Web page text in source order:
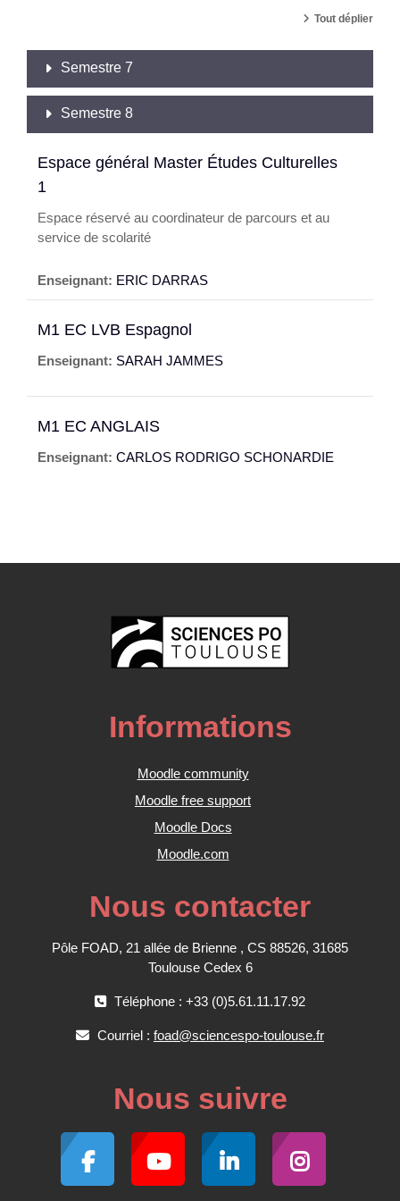
Tout déplier
Semestre 7
Semestre 8
Espace général Master Études Culturelles
1
Espace réservé au coordinateur de parcours et au
service de scolarité
Enseignant: ERIC DARRAS
M1 EC LVB Espagnol
Enseignant: SARAH JAMMES
M1 EC ANGLAIS
Enseignant: CARLOS RODRIGO SCHONARDIE
Informations
Moodle community
Moodle free support
Moodle Docs
Moodle.com
Nous contacter
Pôle FOAD, 21 allée de Brienne , CS 88526, 31685
Toulouse Cedex 6
Téléphone : +33 (0)5.61.11.17.92
Courriel : foad@sciencespo-toulouse.fr
Nous suivre